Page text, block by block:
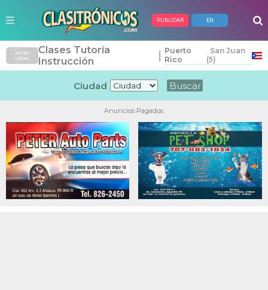
PUBLICAR EN
Anuncios Pagados
AVISO
LEGAL
Clases Tutoría
Instrucción
Puerto
Rico
San Juan
(5)
Ciudad